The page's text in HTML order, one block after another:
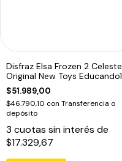
Disfraz Elsa Frozen 2 Celeste
Original New Toys Educando1
$51.989,00
$46.790,10 con Transferencia o
depósito
3 cuotas sin interés de
$17.329,67